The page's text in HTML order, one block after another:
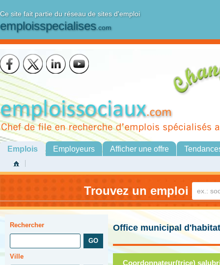
Ce site fait partie du réseau de sites d'emploi
emploisspecialises.com
Emplois Employeurs Afficher une offre
Trouvez un emploi
Rechercher
Ville
Office municipal
Coordonnateur(trice)